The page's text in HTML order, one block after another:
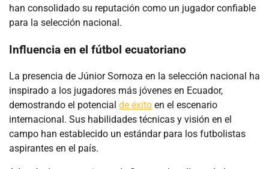
han consolidado su reputación como un jugador confiable
para la selección nacional.
Influencia en el fútbol ecuatoriano
La presencia de Júnior Sornoza en la selección nacional ha
inspirado a los jugadores más jóvenes en Ecuador,
demostrando el potencial de éxito en el escenario
internacional. Sus habilidades técnicas y visión en el
campo han establecido un estándar para los futbolistas
aspirantes en el país.